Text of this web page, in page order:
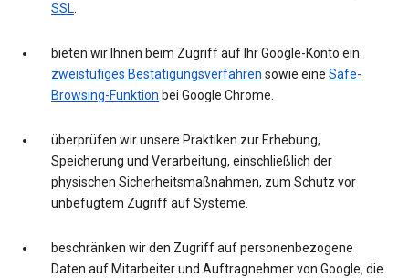
SSL.
bieten wir Ihnen beim Zugriff auf Ihr Google-Konto ein
zweistufiges Bestätigungsverfahren sowie eine Safe-
Browsing-Funktion bei Google Chrome.
überprüfen wir unsere Praktiken zur Erhebung,
Speicherung und Verarbeitung, einschließlich der
physischen Sicherheitsmaßnahmen, zum Schutz vor
unbefugtem Zugriff auf Systeme.
beschränken wir den Zugriff auf personenbezogene
Daten auf Mitarbeiter und Auftragnehmer von Google, die